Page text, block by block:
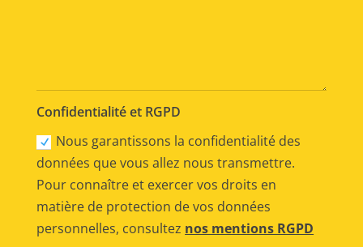
Confidentialité et RGPD
Nous garantissons la confidentialité des
données que vous allez nous transmettre.
Pour connaître et exercer vos droits en
matière de protection de vos données
personnelles, consultez nos mentions RGPD